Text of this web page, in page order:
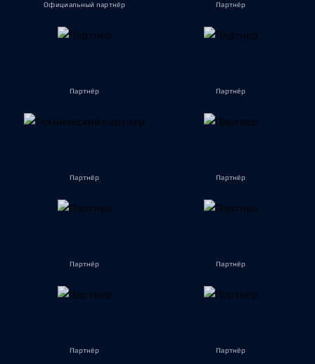
Официальный партнёр Партнёр
Партнёр Партнёр
Партнёр Партнёр
Партнёр Партнёр
Партнёр Партнёр